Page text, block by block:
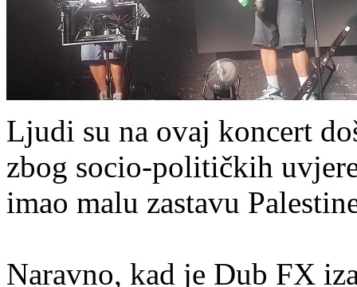
Ljudi su na ovaj koncert
zbog socio-političkih
imao malu zastavu
Naravno, kad je Dub FX